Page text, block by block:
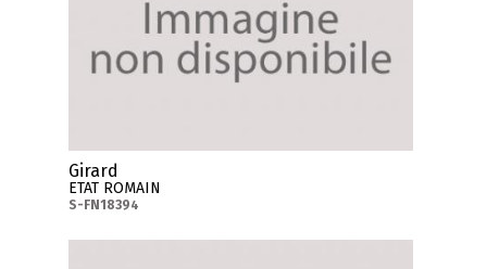
Girard
ETAT ROMAIN
S-FN18394